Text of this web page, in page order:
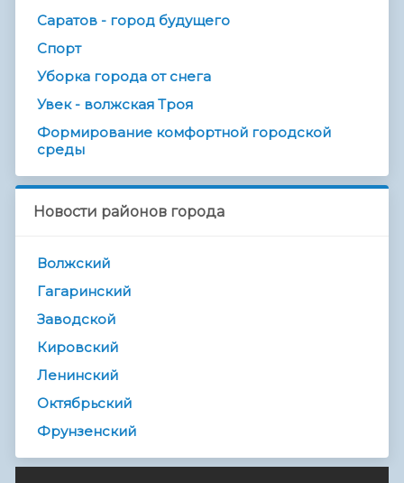
Саратов - город будущего
Спорт
Уборка города от снега
Увек - волжская Троя
Формирование комфортной городской
среды
Новости районов города
Волжский
Гагаринский
Заводской
Кировский
Ленинский
Октябрьский
Фрунзенский